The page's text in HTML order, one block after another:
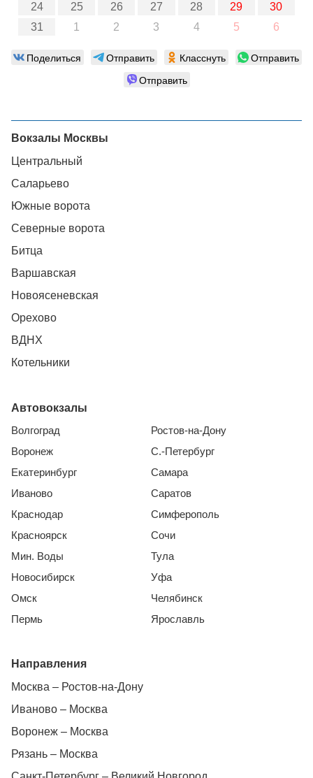
24
25 26 27 28 29
30
31
1 2 3 4 5 6
Поделиться Отправить Класснуть
Отправить
Отправить
Вокзалы Москвы
Центральный
Саларьево
Южные ворота
Северные ворота
Битца
Варшавская
Новоясеневская
Орехово
ВДНХ
Котельники
Автовокзалы
Волгоград
Воронеж
Екатеринбург
Иваново
Краснодар
Красноярск
Мин. Воды
Новосибирск
Омск
Пермь
Ростов-на-Дону
С.-Петербург
Самара
Саратов
Симферополь
Сочи
Тула
Уфа
Челябинск
Ярославль
Направления
Москва – Ростов-на-Дону
Иваново – Москва
Воронеж – Москва
Рязань – Москва